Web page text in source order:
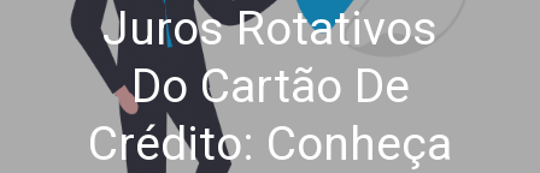
Juros Rotativos
Do Cartão De
Crédito: Conheça